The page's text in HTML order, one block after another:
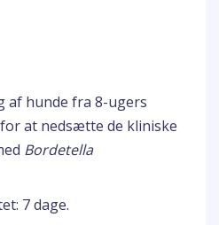
af hunde fra 8-ugers
at nedsætte de kliniske
Bordetella
7 dage.